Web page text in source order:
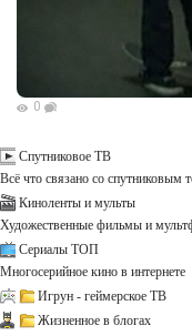
0
Спутниковое ТВ
Всё что связано со спутниковым
Киноленты и мульты
Художественные фильмы и
Сериалы ТОП
Многосерийное кино в интернете
Игрун - геймерское ТВ
Жизненное в блогах